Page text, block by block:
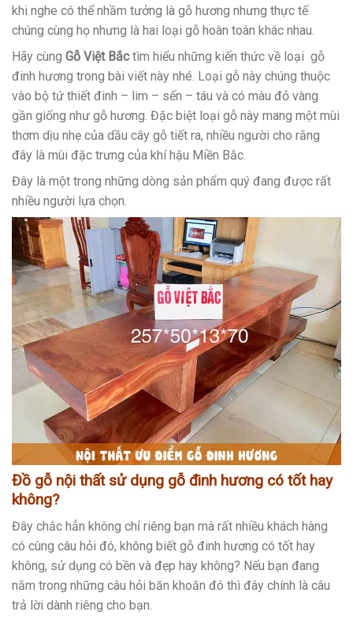
khi nghe có thể nhầm tưởng là gỗ hương nhưng thực tế
chúng cùng họ nhưng là hai loại gỗ hoàn toàn khác nhau.
Hãy cùng Gỗ Việt Bắctìm hiểu những kiến thức về loại gỗ
đinh hương trong bài viết này nhé. Loại gỗ này chúng thuộc
vào bộ tứ thiết đinh – lim – sến – táu và có màu đỏ vàng
gần giống như gỗ hương. Đặc biệt loại gỗ này mang một mùi
thơm dịu nhẹ của dầu cây gỗ tiết ra, nhiều người cho rằng
đây là mùi đặc trưng của khí hậu Miền Bắc.
Đây là một trong những dòng sản phẩm quý đang được rất
nhiều người lựa chọn.
Đồ gỗ nội thất sử dụng gỗ đinh hương có tốt hay
không?
Đây chắc hẳn không chỉ riêng bạn mà rất nhiều khách hàng
có cùng câu hỏi đó, không biết gỗ đinh hương có tốt hay
không, sử dụng có bền và đẹp hay không? Nếu bạn đang
nằm trong những câu hỏi băn khoăn đó thì đây chính là câu
trả lời dành riêng cho bạn.